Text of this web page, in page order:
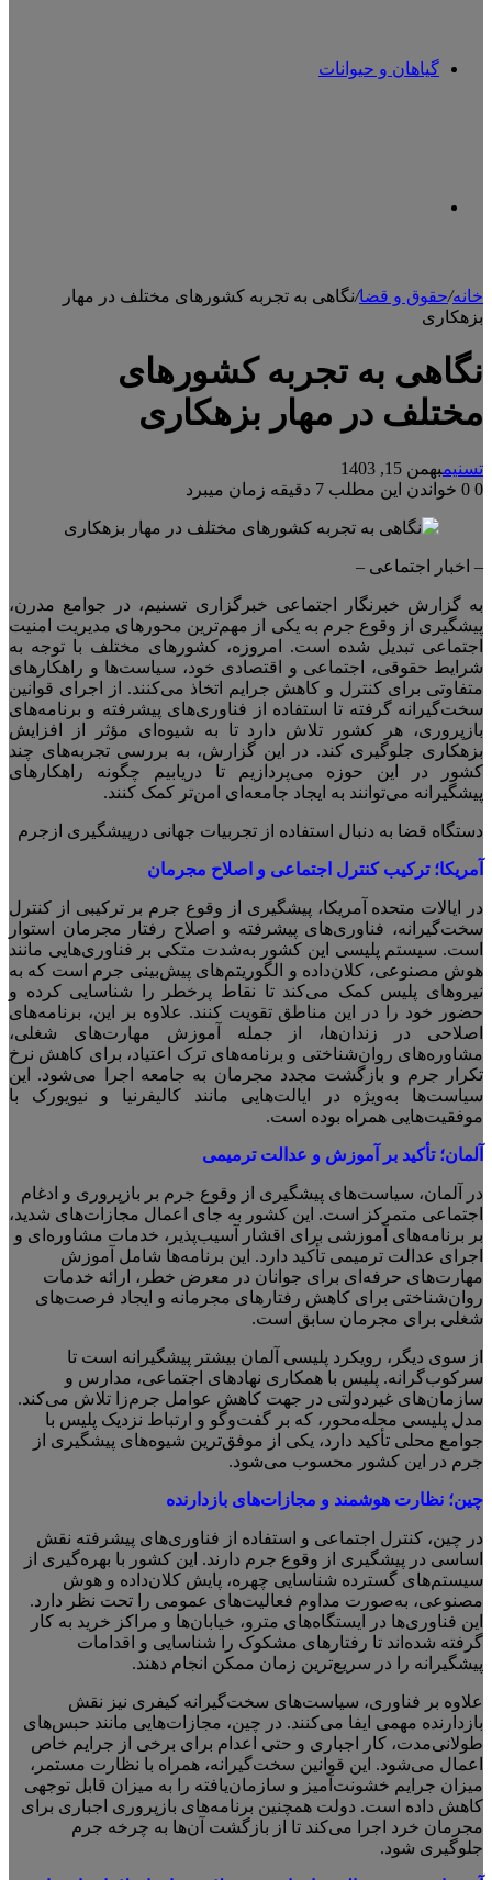
گیاهان و حیوانات
پوسته
خانه/حقوق و قضا/نگاهی به تجربه کشورهای مختلف در مهار
بزهکاری
نگاهی به تجربه کشورهای
مختلف در مهار بزهکاری
تسنیمبهمن 15, 1403
0
خواندن این مطلب 7 دقیقه زمان میبرد
– اخبار اجتماعی –
به گزارش خبرنگار اجتماعی خبرگزاری تسنیم، در جوامع مدرن،
پیشگیری از وقوع جرم به یکی از مهم‌ترین محورهای مدیریت امنیت
اجتماعی تبدیل شده است. امروزه، کشورهای مختلف با توجه به
شرایط حقوقی، اجتماعی و اقتصادی خود، سیاست‌ها و راهکارهای
متفاوتی برای کنترل و کاهش جرایم اتخاذ می‌کنند. از اجرای قوانین
سخت‌گیرانه گرفته تا استفاده از فناوری‌های پیشرفته و برنامه‌های
بازپروری، هر کشور تلاش دارد تا به شیوه‌ای مؤثر از افزایش
بزهکاری جلوگیری کند. در این گزارش، به بررسی تجربه‌های چند
کشور در این حوزه می‌پردازیم تا دریابیم چگونه راهکارهای
پیشگیرانه می‌توانند به ایجاد جامعه‌ای امن‌تر کمک کنند.
دستگاه قضا به دنبال استفاده از تجربیات جهانی درپیشگیری ازجرم
آمریکا؛ ترکیب کنترل اجتماعی و اصلاح مجرمان
در ایالات متحده آمریکا، پیشگیری از وقوع جرم بر ترکیبی از کنترل
سخت‌گیرانه، فناوری‌های پیشرفته و اصلاح رفتار مجرمان استوار
است. سیستم پلیسی این کشور به‌شدت متکی بر فناوری‌هایی مانند
هوش مصنوعی، کلان‌داده و الگوریتم‌های پیش‌بینی جرم است که به
نیروهای پلیس کمک می‌کند تا نقاط پرخطر را شناسایی کرده و
حضور خود را در این مناطق تقویت کنند. علاوه بر این، برنامه‌های
اصلاحی در زندان‌ها، از جمله آموزش مهارت‌های شغلی،
مشاوره‌های روان‌شناختی و برنامه‌های ترک اعتیاد، برای کاهش نرخ
تکرار جرم و بازگشت مجدد مجرمان به جامعه اجرا می‌شود. این
سیاست‌ها به‌ویژه در ایالت‌هایی مانند کالیفرنیا و نیویورک با
موفقیت‌هایی همراه بوده است.
آلمان؛ تأکید بر آموزش و عدالت ترمیمی
در آلمان، سیاست‌های پیشگیری از وقوع جرم بر بازپروری و ادغام
اجتماعی متمرکز است. این کشور به جای اعمال مجازات‌های شدید،
بر برنامه‌های آموزشی برای اقشار آسیب‌پذیر، خدمات مشاوره‌ای و
اجرای عدالت ترمیمی تأکید دارد. این برنامه‌ها شامل آموزش
مهارت‌های حرفه‌ای برای جوانان در معرض خطر، ارائه خدمات
روان‌شناختی برای کاهش رفتارهای مجرمانه و ایجاد فرصت‌های
شغلی برای مجرمان سابق است.
از سوی دیگر، رویکرد پلیسی آلمان بیشتر پیشگیرانه است تا
سرکوب‌گرانه. پلیس با همکاری نهادهای اجتماعی، مدارس و
سازمان‌های غیردولتی در جهت کاهش عوامل جرم‌زا تلاش می‌کند.
مدل پلیسی محله‌محور، که بر گفت‌وگو و ارتباط نزدیک پلیس با
جوامع محلی تأکید دارد، یکی از موفق‌ترین شیوه‌های پیشگیری از
جرم در این کشور محسوب می‌شود.
چین؛ نظارت هوشمند و مجازات‌های بازدارنده
در چین، کنترل اجتماعی و استفاده از فناوری‌های پیشرفته نقش
اساسی در پیشگیری از وقوع جرم دارند. این کشور با بهره‌گیری از
سیستم‌های گسترده شناسایی چهره، پایش کلان‌داده و هوش
مصنوعی، به‌صورت مداوم فعالیت‌های عمومی را تحت نظر دارد.
این فناوری‌ها در ایستگاه‌های مترو، خیابان‌ها و مراکز خرید به کار
گرفته شده‌اند تا رفتارهای مشکوک را شناسایی و اقدامات
پیشگیرانه را در سریع‌ترین زمان ممکن انجام دهند.
علاوه بر فناوری، سیاست‌های سخت‌گیرانه کیفری نیز نقش
بازدارنده مهمی ایفا می‌کنند. در چین، مجازات‌هایی مانند حبس‌های
طولانی‌مدت، کار اجباری و حتی اعدام برای برخی از جرایم خاص
اعمال می‌شود. این قوانین سخت‌گیرانه، همراه با نظارت مستمر،
میزان جرایم خشونت‌آمیز و سازمان‌یافته را به میزان قابل توجهی
کاهش داده است. دولت همچنین برنامه‌های بازپروری اجباری برای
مجرمان خرد اجرا می‌کند تا از بازگشت آن‌ها به چرخه جرم
جلوگیری شود.